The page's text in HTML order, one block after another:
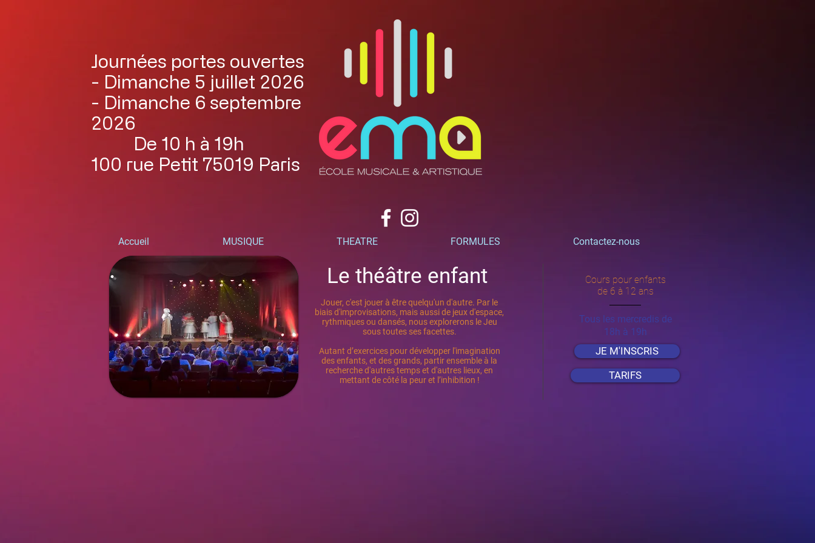
Journées portes ouvertes
- Dimanche 5 juillet 2026
- Dimanche 6 septembre
2026
De 10 h à 19h
100 rue Petit 75019 Paris
Accueil MUSIQUE THEATRE FORMULES Contactez-nous
Le théâtre enfant
Jouer, c'est jouer à être quelqu'un d'autre. Par le
biais d'improvisations, mais aussi de jeux d'espace,
rythmiques ou dansés, nous explorerons le Jeu
sous toutes ses facettes.
Autant d’exercices pour développer l'imagination
des enfants, et des grands, partir ensemble à la
recherche d'autres temps et d'autres lieux, en
mettant de côté la peur et l’inhibition !
Cours pour enfants
de 6 à 12 ans
Tous les mercredis de
18h à 19h
JE M'INSCRIS
TARIFS